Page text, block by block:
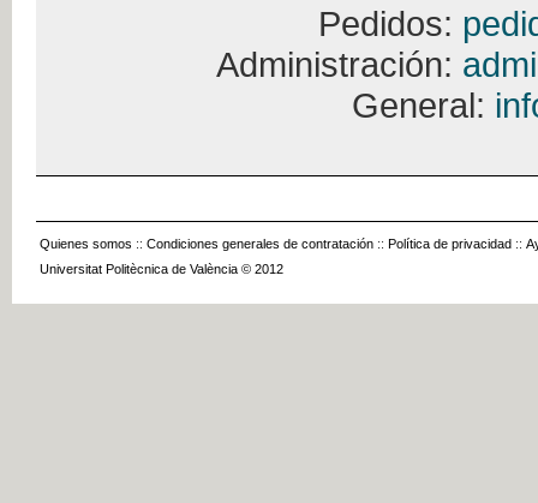
Pedidos:
Administración:
General:
Quienes somos :: Condiciones generales de contratación :: Política de privacidad ::
Universitat Politècnica de València © 2012